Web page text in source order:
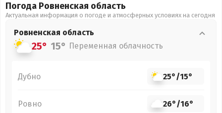
Погода Ровненская область
Актуальная информация о погоде и атмосферных условиях на сегодня
Ровненская область
25° 15° Переменная облачность
Дубно 25°/15°
Ровно 26°/16°